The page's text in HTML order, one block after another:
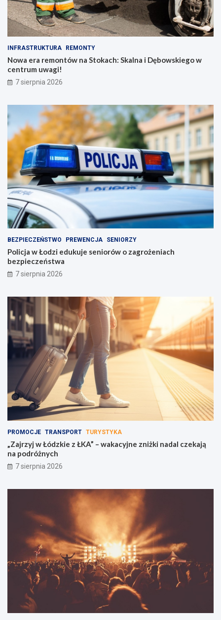
INFRASTRUKTURA REMONTY
Nowa era remontów na Stokach: Skalna i Dębowskiego w
centrum uwagi!
7 sierpnia 2026
BEZPIECZEŃSTWO PREWENCJA SENIORZY
Policja w Łodzi edukuje seniorów o zagrożeniach
bezpieczeństwa
7 sierpnia 2026
PROMOCJE TRANSPORT TURYSTYKA
„Zajrzyj w Łódzkie z ŁKA” – wakacyjne zniżki nadal czekają
na podróżnych
7 sierpnia 2026